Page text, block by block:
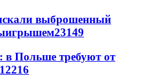
выброшенный
23149
в Польше требуют от
12216